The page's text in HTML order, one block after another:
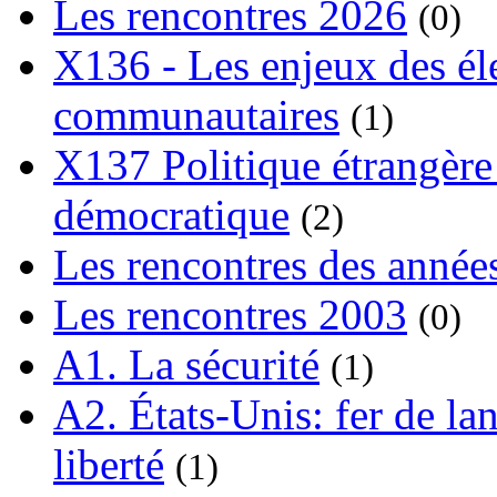
Les rencontres 2026 (0)
X136 - Les enjeux des
communautaires (1)
X137 Politique
démocratique (2)
Les rencontres des
Les rencontres 2003 (0)
A1. La sécurité (1)
A2. États-Unis: fer de
liberté (1)